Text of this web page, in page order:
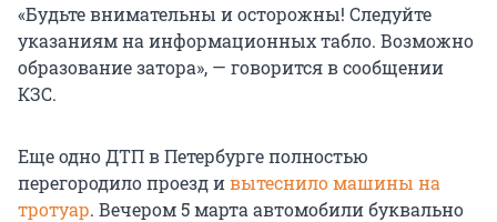
«Будьте внимательны и осторожны! Следуйте
указаниям на информационных табло. Возможно
образование затора», — говорится в сообщении
КЗС.
Еще одно ДТП в Петербурге полностью
перегородило проезд ивытеснило машины на
тротуар. Вечером 5 марта автомобили буквально